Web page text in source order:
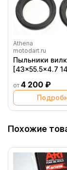
Athena
motodart.ru
Пыльники
[43x55.5x4.7
от 4 200 ₽
Похожие